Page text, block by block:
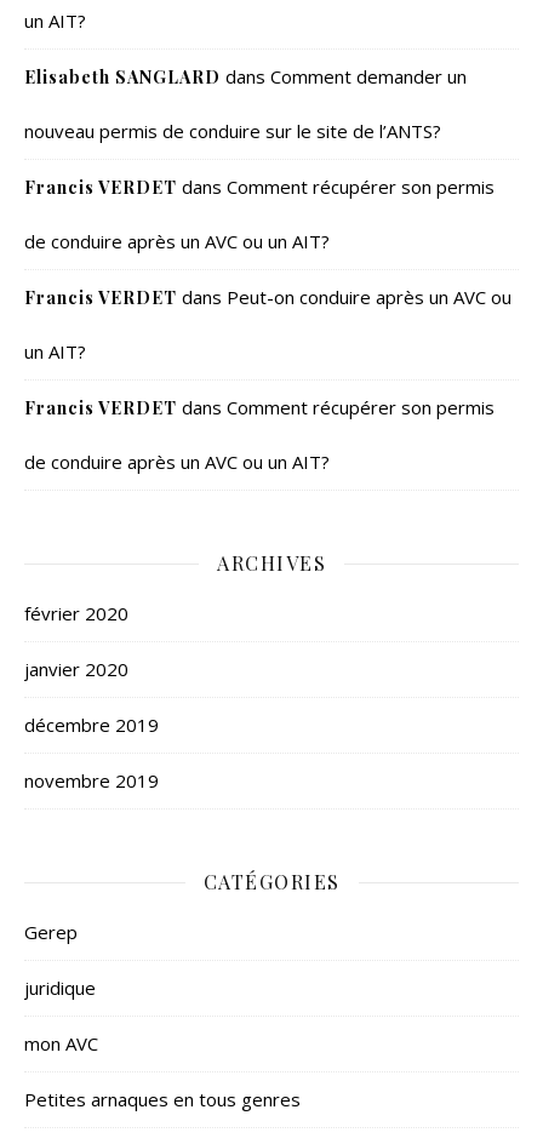
un AIT?
Elisabeth SANGLARD dans Comment demander un
nouveau permis de conduire sur le site de l’ANTS?
Francis VERDET dans Comment récupérer son permis
de conduire après un AVC ou un AIT?
Francis VERDET dans Peut-on conduire après un AVC ou
un AIT?
Francis VERDET dans Comment récupérer son permis
de conduire après un AVC ou un AIT?
ARCHIVES
février 2020
janvier 2020
décembre 2019
novembre 2019
CATÉGORIES
Gerep
juridique
mon AVC
Petites arnaques en tous genres